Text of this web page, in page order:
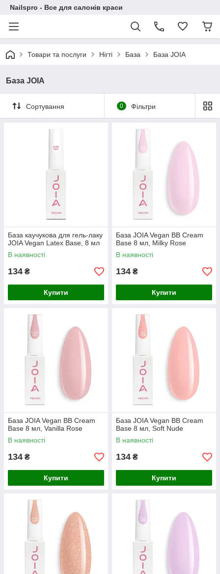
Nailspro - Все для салонів краси
Товари та послуги Нігті База База JOIA
База JOIA
Сортування 0 Фільтри
База каучукова для гель-лаку
JOIA Vegan Latex Base, 8 мл
В наявності
134 ₴
Купити
База JOIA Vegan BB Cream
Base 8 мл, Milky Rose
В наявності
134 ₴
Купити
База JOIA Vegan BB Cream
Base 8 мл, Vanilla Rose
В наявності
134 ₴
Купити
База JOIA Vegan BB Cream
Base 8 мл, Soft Nude
В наявності
134 ₴
Купити